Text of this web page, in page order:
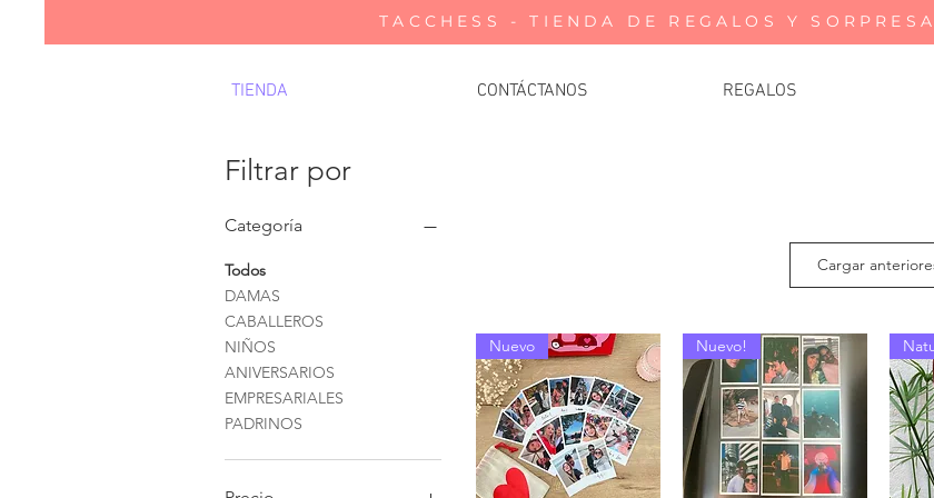
TACCHESS - TIENDA DE REGALOS Y
TIENDA CONTÁCTANOS REGALOS
Filtrar por
Categoría
Todos
DAMAS
CABALLEROS
NIÑOS
ANIVERSARIOS
EMPRESARIALES
PADRINOS
Cargar
Nuevo Nuevo!